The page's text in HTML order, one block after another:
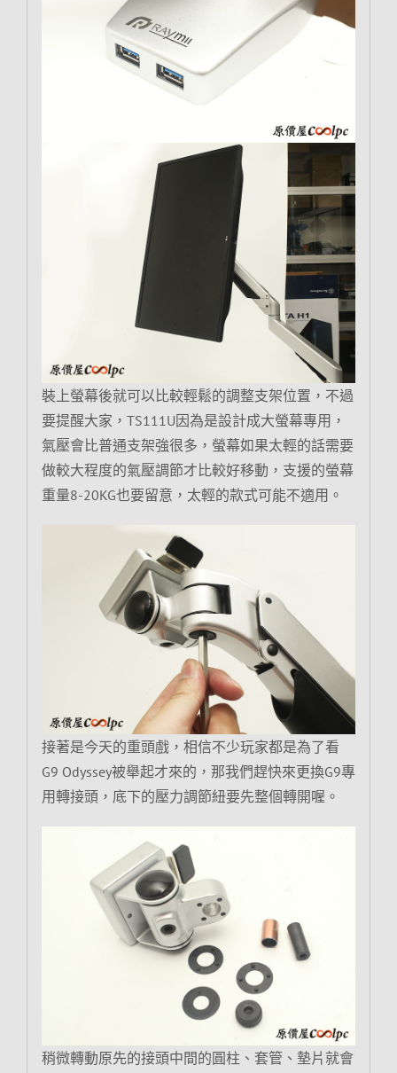
裝上螢幕後就可以比較輕鬆的調整支架位置，不過
要提醒大家，TS111U因為是設計成大螢幕專用，
氣壓會比普通支架強很多，螢幕如果太輕的話需要
做較大程度的氣壓調節才比較好移動，支援的螢幕
重量8-20KG也要留意，太輕的款式可能不適用。
接著是今天的重頭戲，相信不少玩家都是為了看
G9 Odyssey被舉起才來的，那我們趕快來更換G9專
用轉接頭，底下的壓力調節紐要先整個轉開喔。
稍微轉動原先的接頭中間的圓柱、套管、墊片就會